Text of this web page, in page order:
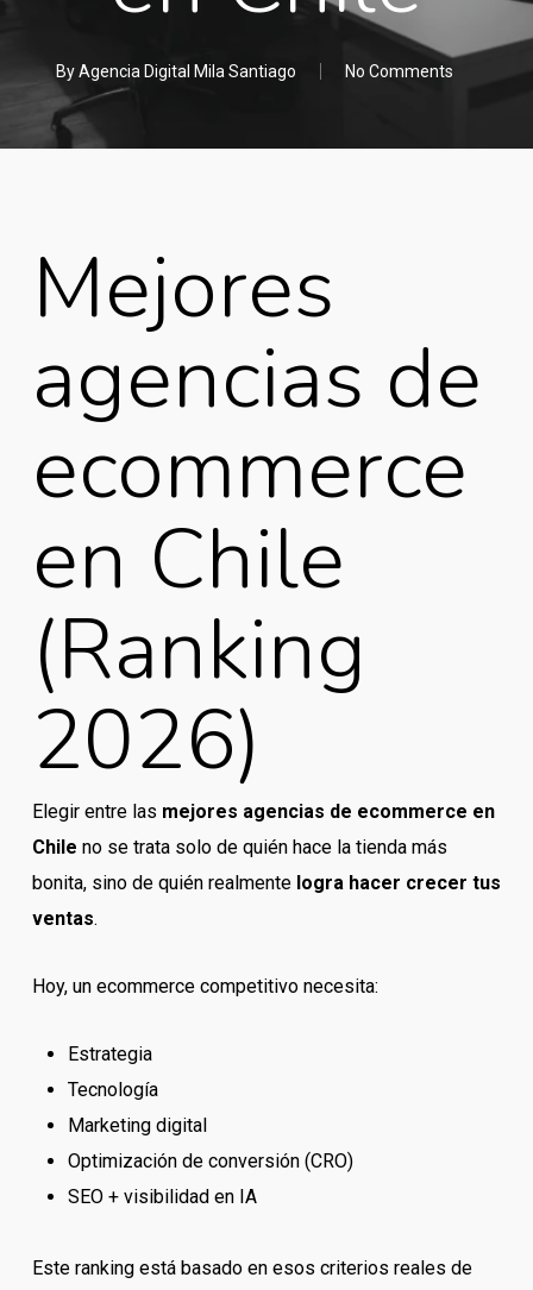
ByAgencia Digital Mila Santiago No Comments
Mejores
agencias de
ecommerce
en Chile
(Ranking
2026)
Elegir entre las mejores agencias de ecommerce en
Chile no se trata solo de quién hace la tienda más
bonita, sino de quién realmente logra hacer crecer tus
ventas.
Hoy, un ecommerce competitivo necesita:
Estrategia
Tecnología
Marketing digital
Optimización de conversión (CRO)
SEO + visibilidad en IA
Este ranking está basado en esos criterios reales de